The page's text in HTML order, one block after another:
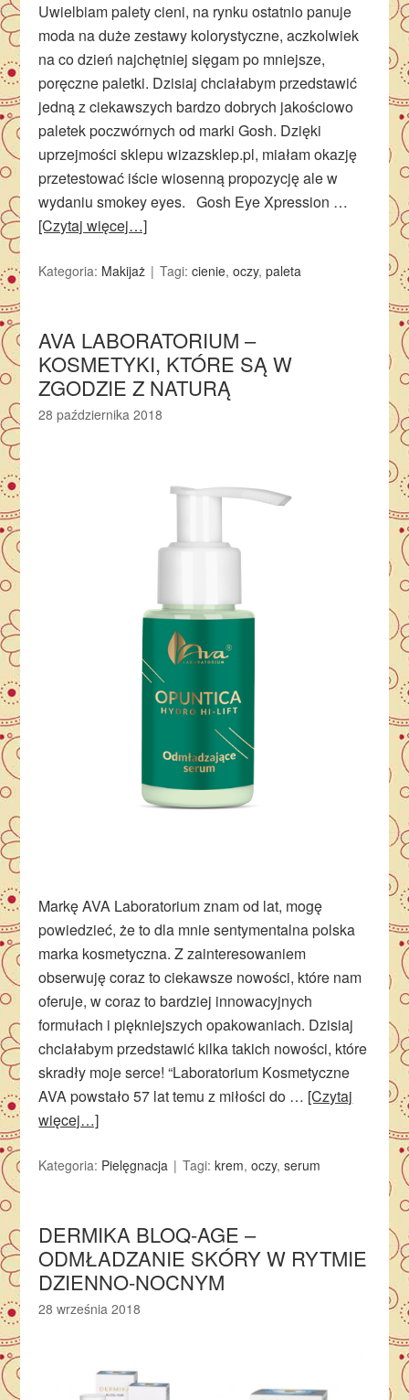
Uwielbiam palety cieni, na rynku ostatnio panuje
moda na duże zestawy kolorystyczne, aczkolwiek
na co dzień najchętniej sięgam po mniejsze,
poręczne paletki. Dzisiaj chciałabym przedstawić
jedną z ciekawszych bardzo dobrych jakościowo
paletek poczwórnych od marki Gosh. Dzięki
uprzejmości sklepu wizazsklep.pl, miałam okazję
przetestować iście wiosenną propozycję ale w
wydaniu smokey eyes. Gosh Eye Xpression …
[Czytaj więcej…]
Kategoria: Makijaż Tagi:cienie,oczy,paleta
AVA LABORATORIUM –
KOSMETYKI, KTÓRE SĄ W
ZGODZIE Z NATURĄ
28 października 2018
Markę AVA Laboratorium znam od lat, mogę
powiedzieć, że to dla mnie sentymentalna polska
marka kosmetyczna. Z zainteresowaniem
obserwuję coraz to ciekawsze nowości, które nam
oferuje, w coraz to bardziej innowacyjnych
formułach i piękniejszych opakowaniach. Dzisiaj
chciałabym przedstawić kilka takich nowości, które
skradły moje serce! “Laboratorium Kosmetyczne
AVA powstało 57 lat temu z miłości do … [Czytaj
więcej…]
Kategoria: Pielęgnacja Tagi:krem,oczy,serum
DERMIKA BLOQ-AGE –
ODMŁADZANIE SKÓRY W RYTMIE
DZIENNO-NOCNYM
28 września 2018